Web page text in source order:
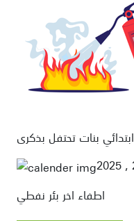
ابتدائي بنات تحتفل بذكرى
اطفاء اخر بئر نفطي